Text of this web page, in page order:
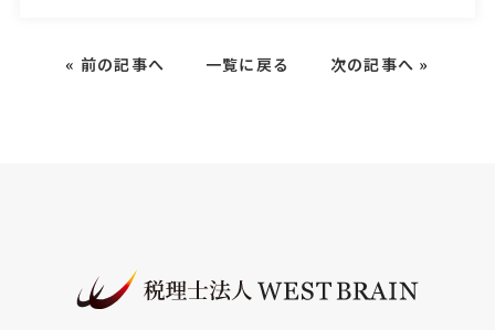
« 前の記事へ 一覧に戻る 次の記事へ »